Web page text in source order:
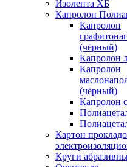
Изолента ХБ
Капролон
Капролон
(чёрный)
Капролон
Капролон
(чёрный)
Капролон
Картон
Круги